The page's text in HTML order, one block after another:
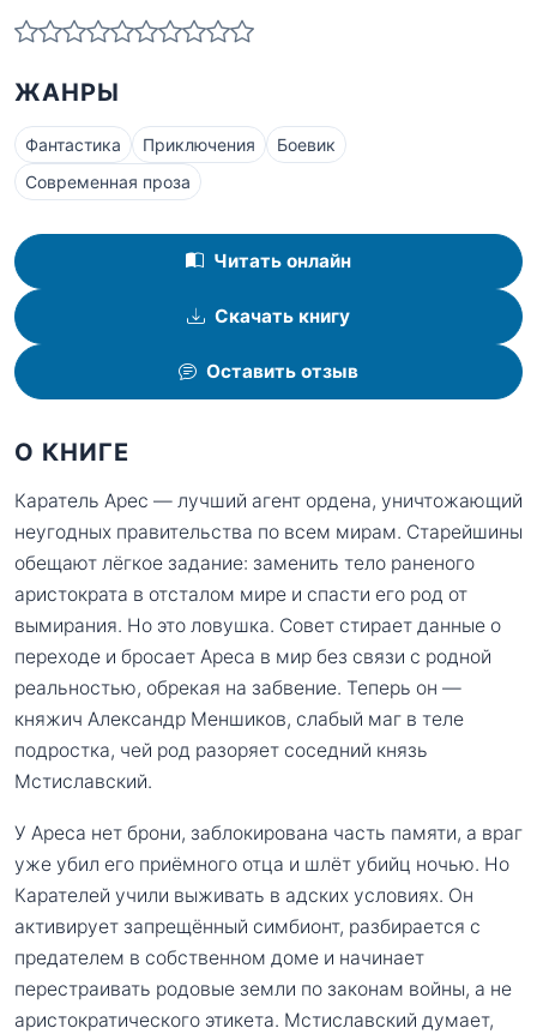
ЖАНРЫ
Фантастика Приключения
Боевик
Современная проза
Читать онлайн
Скачать книгу
Оставить отзыв
О КНИГЕ
Каратель Арес — лучший агент ордена, уничтожающий
неугодных правительства по всем мирам. Старейшины
обещают лёгкое задание: заменить тело раненого
аристократа в отсталом мире и спасти его род от
вымирания. Но это ловушка. Совет стирает данные о
переходе и бросает Ареса в мир без связи с родной
реальностью, обрекая на забвение. Теперь он —
княжич Александр Меншиков, слабый маг в теле
подростка, чей род разоряет соседний князь
Мстиславский.
У Ареса нет брони, заблокирована часть памяти, а враг
уже убил его приёмного отца и шлёт убийц ночью. Но
Карателей учили выживать в адских условиях. Он
активирует запрещённый симбионт, разбирается с
предателем в собственном доме и начинает
перестраивать родовые земли по законам войны, а не
аристократического этикета. Мстиславский думает,